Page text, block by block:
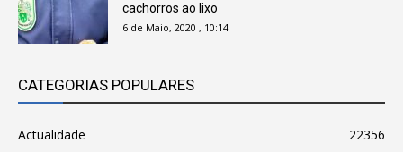
cachorros ao lixo
6 de Maio, 2020 , 10:14
CATEGORIAS POPULARES
Actualidade
22356